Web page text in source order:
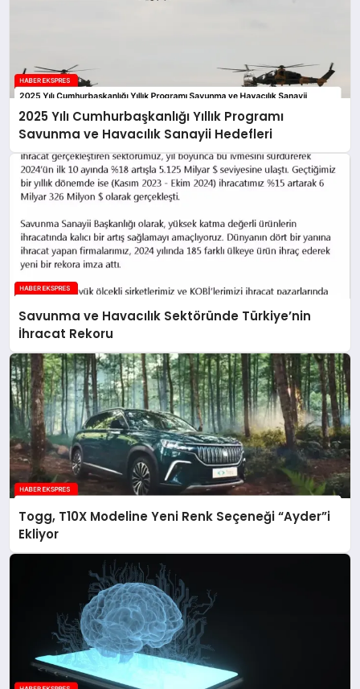
2025 Yılı Cumhurbaşkanlığı Yıllık Programı
Savunma ve Havacılık Sanayii Hedefleri
Savunma ve Havacılık Sektöründe Türkiye’nin
İhracat Rekoru
Togg, T10X Modeline Yeni Renk Seçeneği “Ayder”i
Ekliyor